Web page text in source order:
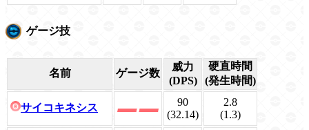
ゲージ技
名前 ゲージ数
威力
(DPS)
硬直時間
(発生時間)
サイコキネシス
90
(32.14)
2.8
(1.3)